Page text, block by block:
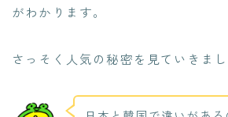
がわかります。
さっそく人気の秘密を見ていきまし